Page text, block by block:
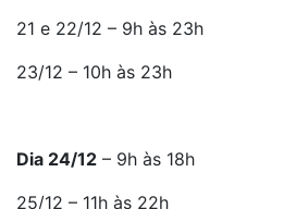
21 e 22/12 – 9h às 23h
23/12 – 10h às 23h
Dia 24/12 – 9h às 18h
25/12 – 11h às 22h